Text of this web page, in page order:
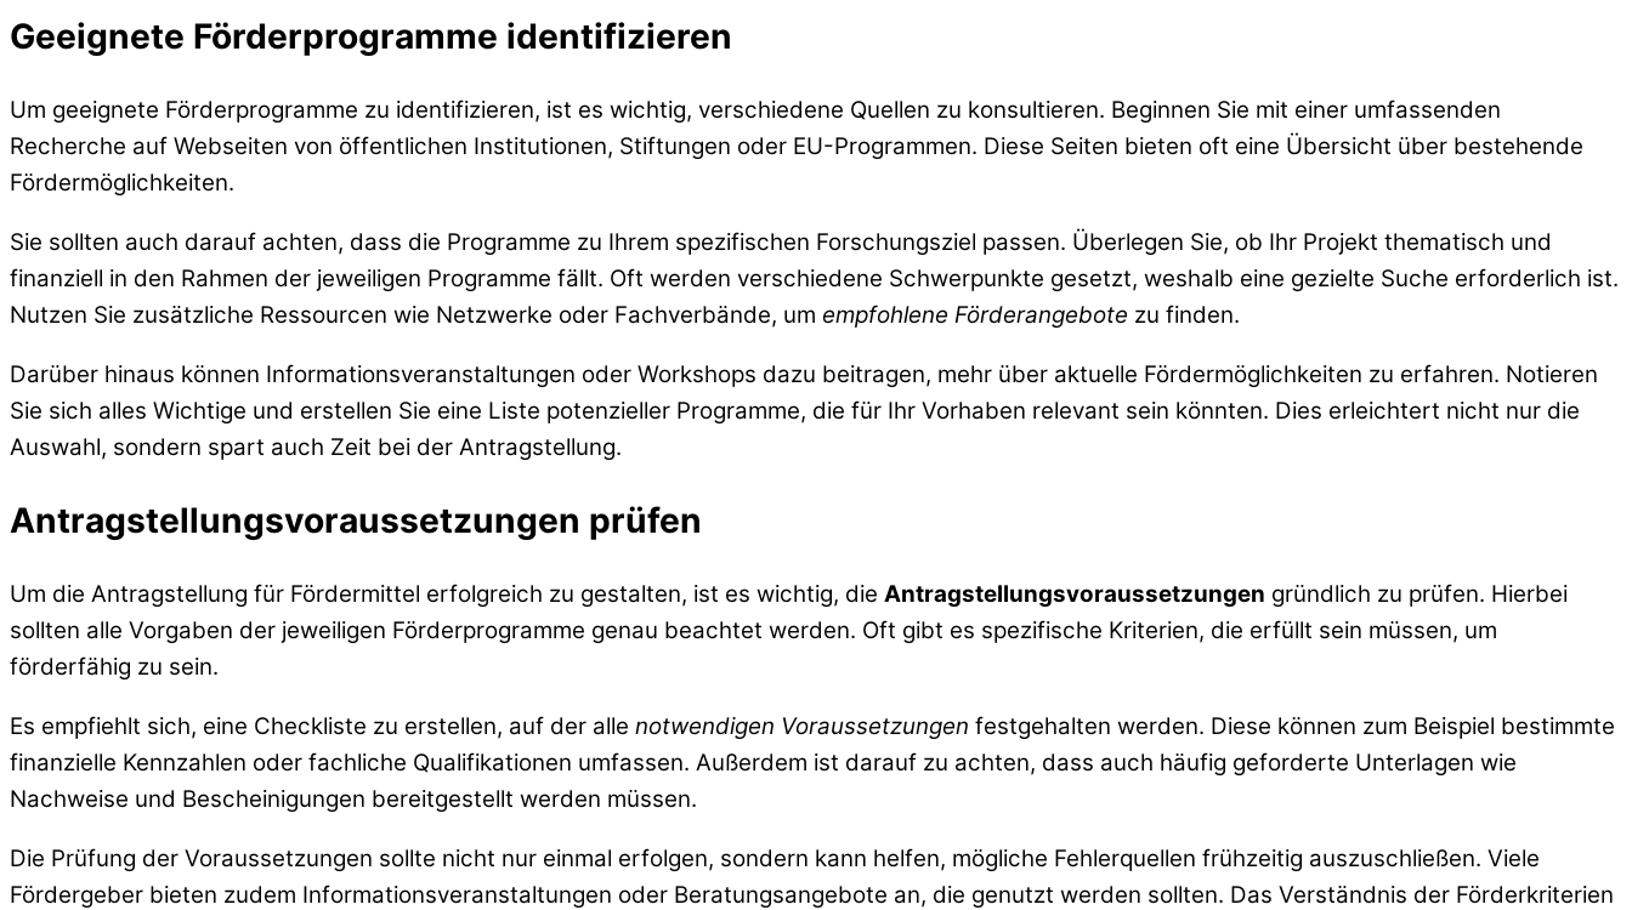
Geeignete Förderprogramme identifizieren
Um geeignete Förderprogramme zu identifizieren, ist es wichtig, verschiedene Quellen zu konsultieren. Beginnen Sie mit einer umfassenden
Recherche auf Webseiten von öffentlichen Institutionen, Stiftungen oder EU-Programmen. Diese Seiten bieten oft eine Übersicht über bestehende
Fördermöglichkeiten.
Sie sollten auch darauf achten, dass die Programme zu Ihrem spezifischen Forschungsziel passen. Überlegen Sie, ob Ihr Projekt thematisch und
finanziell in den Rahmen der jeweiligen Programme fällt. Oft werden verschiedene Schwerpunkte gesetzt, weshalb eine gezielte Suche erforderlich ist.
Nutzen Sie zusätzliche Ressourcen wie Netzwerke oder Fachverbände, um empfohlene Förderangebote zu finden.
Darüber hinaus können Informationsveranstaltungen oder Workshops dazu beitragen, mehr über aktuelle Fördermöglichkeiten zu erfahren. Notieren
Sie sich alles Wichtige und erstellen Sie eine Liste potenzieller Programme, die für Ihr Vorhaben relevant sein könnten. Dies erleichtert nicht nur die
Auswahl, sondern spart auch Zeit bei der Antragstellung.
Antragstellungsvoraussetzungen prüfen
Um die Antragstellung für Fördermittel erfolgreich zu gestalten, ist es wichtig, die Antragstellungsvoraussetzungen gründlich zu prüfen. Hierbei
sollten alle Vorgaben der jeweiligen Förderprogramme genau beachtet werden. Oft gibt es spezifische Kriterien, die erfüllt sein müssen, um
förderfähig zu sein.
Es empfiehlt sich, eine Checkliste zu erstellen, auf der alle notwendigen Voraussetzungen festgehalten werden. Diese können zum Beispiel bestimmte
finanzielle Kennzahlen oder fachliche Qualifikationen umfassen. Außerdem ist darauf zu achten, dass auch häufig geforderte Unterlagen wie
Nachweise und Bescheinigungen bereitgestellt werden müssen.
Die Prüfung der Voraussetzungen sollte nicht nur einmal erfolgen, sondern kann helfen, mögliche Fehlerquellen frühzeitig auszuschließen. Viele
Fördergeber bieten zudem Informationsveranstaltungen oder Beratungsangebote an, die genutzt werden sollten. Das Verständnis der Förderkriterien